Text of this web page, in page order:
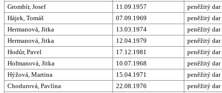
Grombír, Josef
11.09.1957
peněžitý
Hájek, Tomáš
07.09.1969
peněžitý
Hermanová, Jitka
13.03.1974
peněžitý
Hermanová, Jitka
12.04.1979
peněžitý
Hodůr, Pavel
17.12.1981
peněžitý
Hofmanová, Jitka
10.07.1968
peněžitý
Hýžová, Martina
15.04.1971
peněžitý
Chodurová, Pavlína
22.08.1976
peněžitý